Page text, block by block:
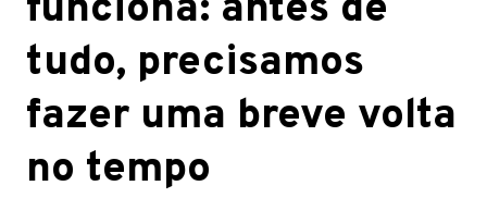
tudo, precisamos
fazer uma breve volta
no tempo